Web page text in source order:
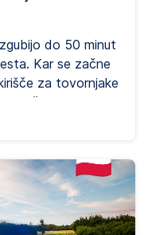
do 50 minut
Kar se začne
za tovornjake
iskanje
storitev, ki bi